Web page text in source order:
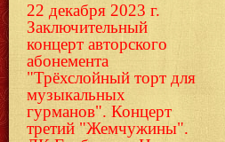
22 декабря 2023 г.
Заключительный
концерт авторского
абонемента
"Трёхслойный торт для
музыкальных
гурманов". Концерт
третий "Жемчужины".